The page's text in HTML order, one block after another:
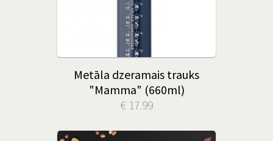
Metāla dzeramais trauks
"Mamma" (660ml)
€ 17.99